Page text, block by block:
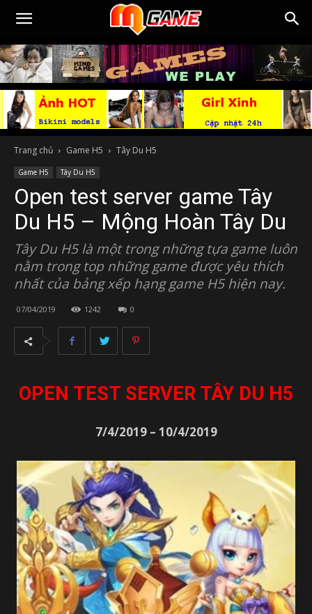
Trang chủ Game H5 Tây Du H5
Game H5 Tây Du H5
Open test server game Tây
Du H5 – Mộng Hoàn Tây Du
Tây Du H5 là một trong những tựa game luôn
nằm trong top những game được yêu thích
nhất của bảng xếp hạng game H5 hiện nay.
07/04/2019 1242 0
OPEN TEST SERVER TÂY DU H5
7/4/2019 – 10/4/2019